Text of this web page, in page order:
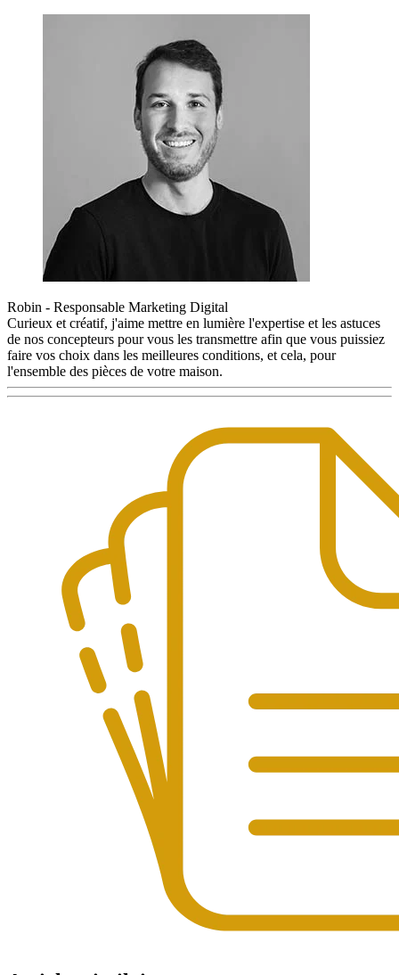
Robin - Responsable Marketing Digital
Curieux et créatif, j'aime mettre en lumière l'expertise et les astuces
de nos concepteurs pour vous les transmettre afin que vous puissiez
faire vos choix dans les meilleures conditions, et cela, pour
l'ensemble des pièces de votre maison.